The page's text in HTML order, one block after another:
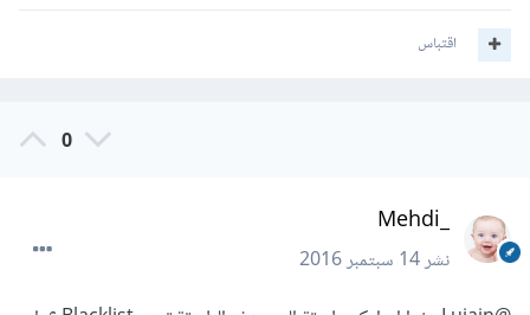
اقتباس
0
_Mehdi
نشر14 سبتمبر 2016